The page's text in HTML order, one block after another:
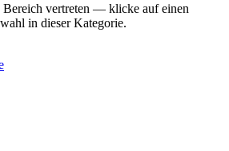
Bereich vertreten — klicke auf einen
in dieser Kategorie.